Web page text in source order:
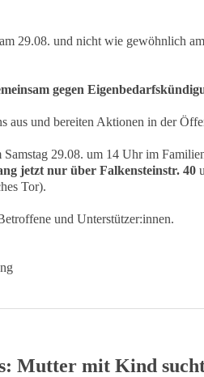
29.08. und nicht wie gewöhnlich
gegen
aus und bereiten Aktionen in der
29.08. um 14 Uhr im
jetzt nur über Falkensteinstr. 40
Tor).
und Unterstützer:innen.
Mutter mit Kind